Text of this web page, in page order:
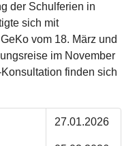
der Schulferien in
sich mit
vom 18. März und
im November
finden sich
27.01.2026